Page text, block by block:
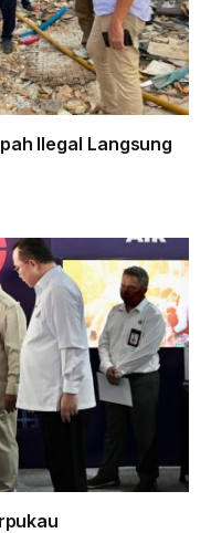
Ilegal Langsung